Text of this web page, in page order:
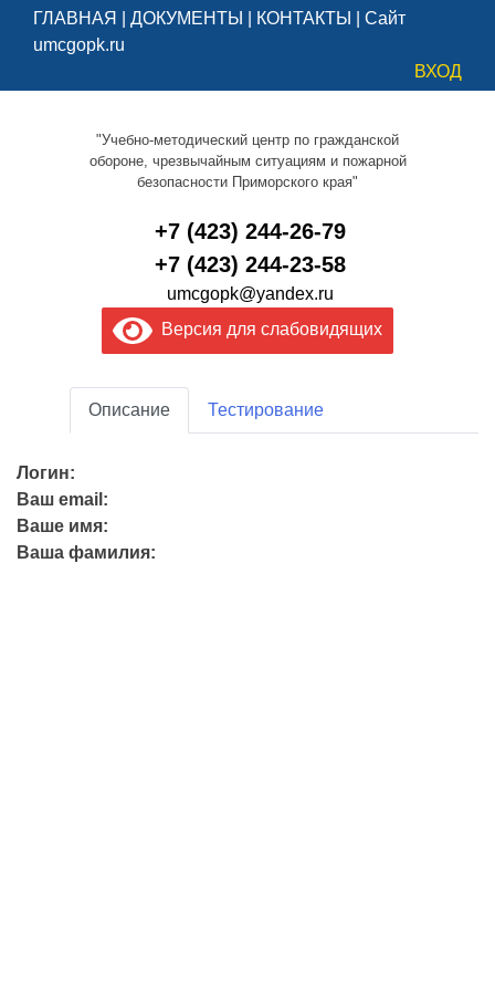
ГЛАВНАЯ ДОКУМЕНТЫ КОНТАКТЫ
Сайт
umcgopk.ru
ВХОД
"Учебно-методический центр по гражданской
обороне, чрезвычайным ситуациям и пожарной
безопасности Приморского края"
+7 (423) 244-26-79
+7 (423) 244-23-58
umcgopk@yandex.ru
Версия для слабовидящих
Описание Тестирование
Логин:
Ваш email:
Ваше имя:
Ваша фамилия: